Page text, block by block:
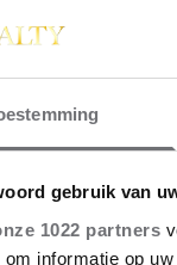
gebruik van
1022 partners
informatie op
door James